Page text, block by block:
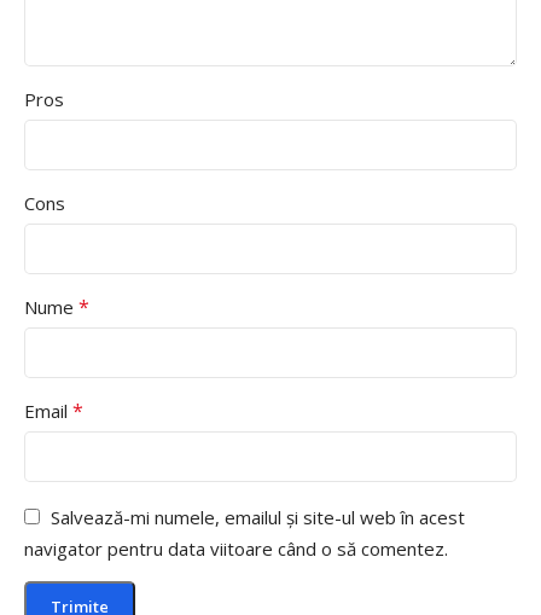
Pros
Cons
Nume *
Email *
Salvează-mi numele, emailul și site-ul web în acest
navigator pentru data viitoare când o să comentez.